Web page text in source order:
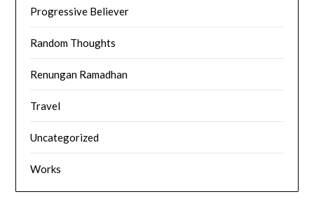
Progressive Believer
Random Thoughts
Renungan Ramadhan
Travel
Uncategorized
Works